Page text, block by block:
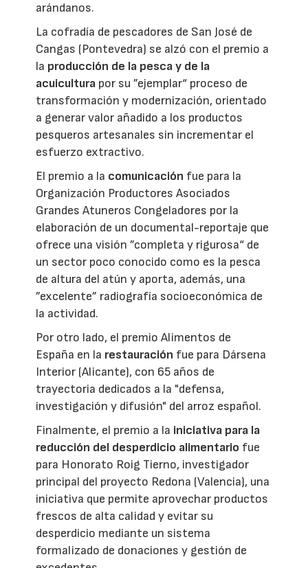
arándanos.
La cofradía de pescadores de San José de
Cangas (Pontevedra) se alzó con el premio a
la producción de la pesca y de la
acuicultura por su ”ejemplar“ proceso de
transformación y modernización, orientado
a generar valor añadido a los productos
pesqueros artesanales sin incrementar el
esfuerzo extractivo.
El premio a la comunicación fue para la
Organización Productores Asociados
Grandes Atuneros Congeladores por la
elaboración de un documental-reportaje que
ofrece una visión ”completa y rigurosa“ de
un sector poco conocido como es la pesca
de altura del atún y aporta, además, una
”excelente” radiografía socioeconómica de
la actividad.
Por otro lado, el premio Alimentos de
España en la restauración fue para Dársena
Interior (Alicante), con 65 años de
trayectoria dedicados a la "defensa,
investigación y difusión" del arroz español.
Finalmente, el premio a la iniciativa para la
reducción del desperdicio alimentario fue
para Honorato Roig Tierno, investigador
principal del proyecto Redona (Valencia), una
iniciativa que permite aprovechar productos
frescos de alta calidad y evitar su
desperdicio mediante un sistema
formalizado de donaciones y gestión de